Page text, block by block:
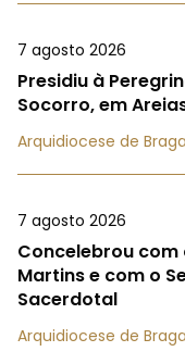
7 agosto 2026
Presidiu à
Socorro, em
Arquidiocese de Braga
7 agosto 2026
Concelebrou com
Martins e com o
Sacerdotal
Arquidiocese de Braga